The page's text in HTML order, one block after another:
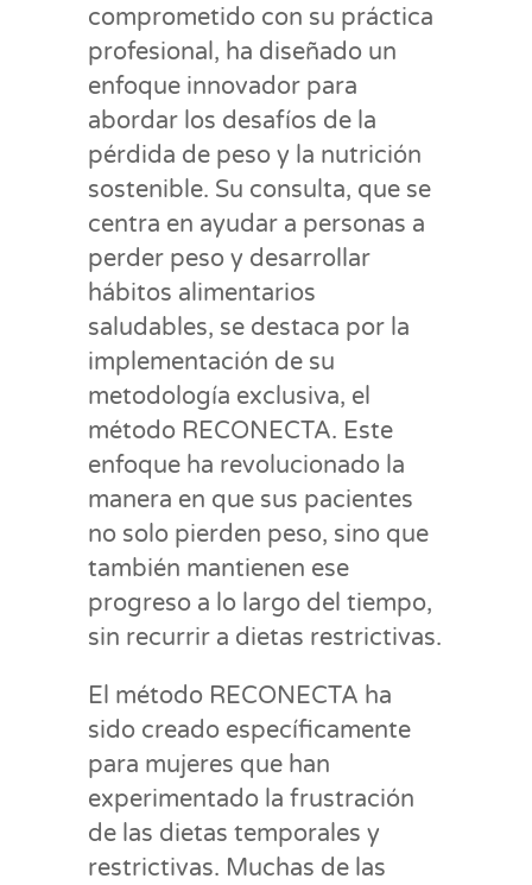
comprometido con su práctica
profesional, ha diseñado un
enfoque innovador para
abordar los desafíos de la
pérdida de peso y la nutrición
sostenible. Su consulta, que se
centra en ayudar a personas a
perder peso y desarrollar
hábitos alimentarios
saludables, se destaca por la
implementación de su
metodología exclusiva, el
método RECONECTA. Este
enfoque ha revolucionado la
manera en que sus pacientes
no solo pierden peso, sino que
también mantienen ese
progreso a lo largo del tiempo,
sin recurrir a dietas restrictivas.
El método RECONECTA ha
sido creado específicamente
para mujeres que han
experimentado la frustración
de las dietas temporales y
restrictivas. Muchas de las